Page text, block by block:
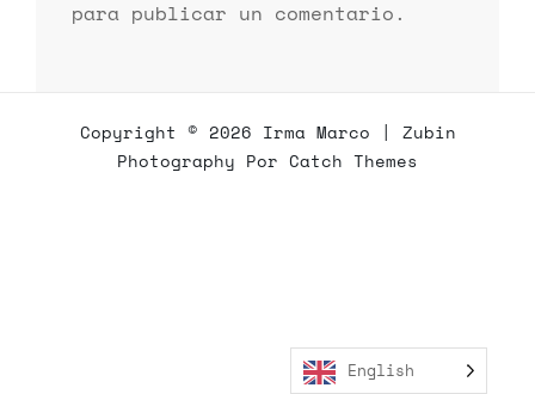
para publicar un comentario.
Copyright © 2026 Irma Marco | Zubin
Photography Por Catch Themes
English